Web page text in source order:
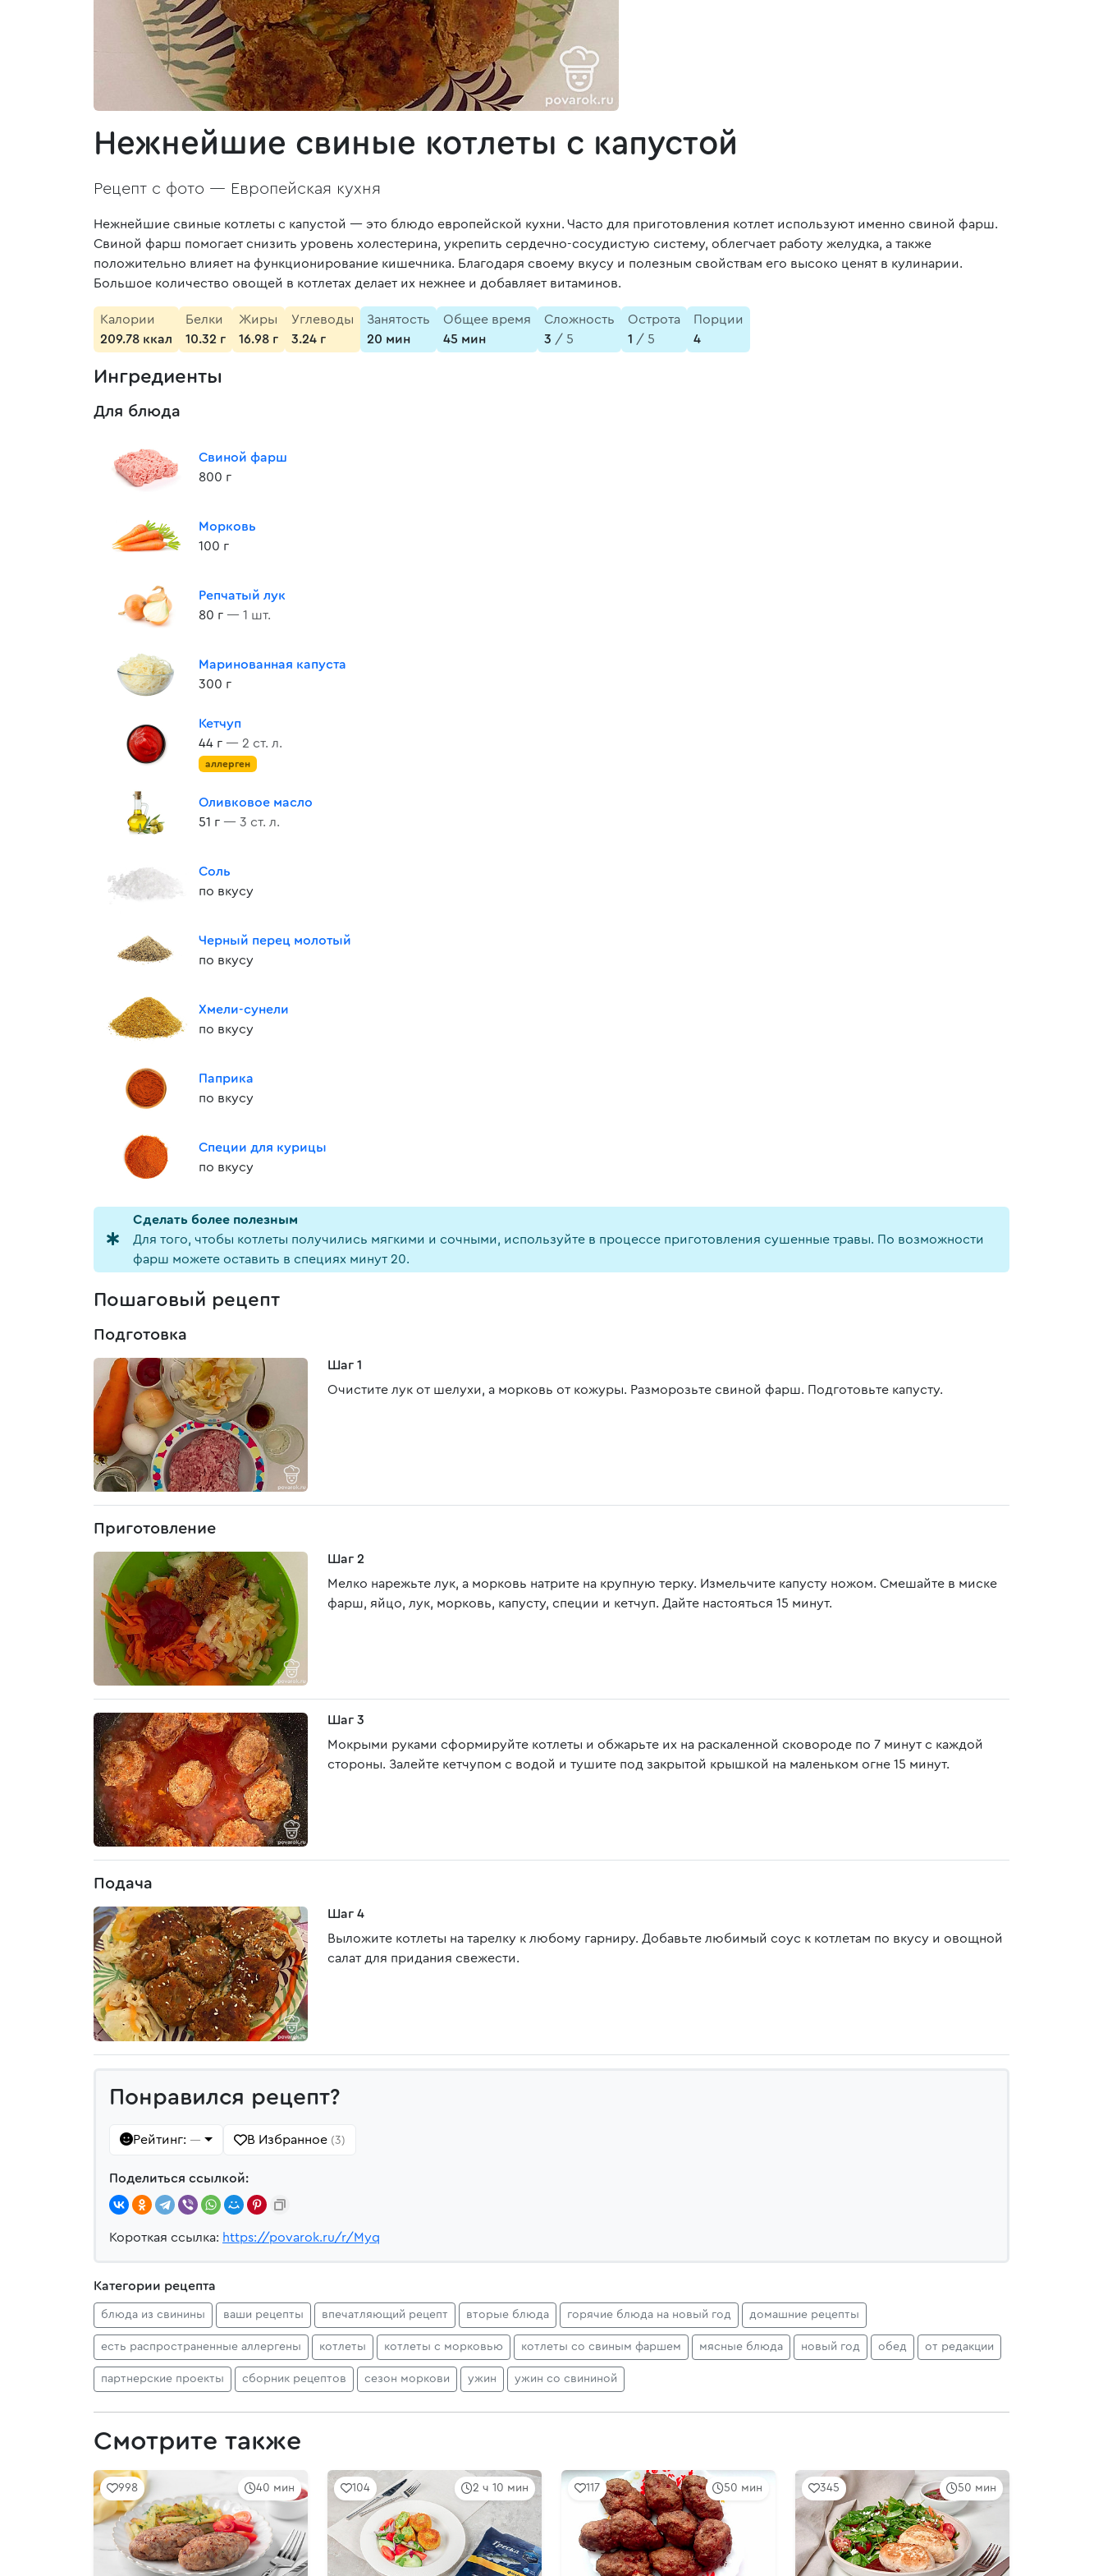
Нежнейшие свиные котлеты с капустой
Рецепт с фото — Европейская кухня
Нежнейшие свиные котлеты с капустой — это блюдо европейской кухни. Часто для приготовления котлет используют именно свиной фарш.
Свиной фарш помогает снизить уровень холестерина, укрепить сердечно-сосудистую систему, облегчает работу желудка, а также
положительно влияет на функционирование кишечника. Благодаря своему вкусу и полезным свойствам его высоко ценят в кулинарии.
Большое количество овощей в котлетах делает их нежнее и добавляет витаминов.
Калории
209.78 ккал
Белки
10.32 г
Жиры
16.98 г
Углеводы
3.24 г
Занятость
20 мин
Общее время
45 мин
Сложность
3 / 5
Острота
1 / 5
Порции
4
Ингредиенты
Для блюда
Свиной фарш
800 г
Морковь
100 г
Репчатый лук
80 г — 1 шт.
Маринованная капуста
300 г
Кетчуп
44 г — 2 ст. л.
аллерген
Оливковое масло
51 г — 3 ст. л.
Соль
по вкусу
Черный перец молотый
по вкусу
Хмели-сунели
по вкусу
Паприка
по вкусу
Специи для курицы
по вкусу
Cделать более полезным
Для того, чтобы котлеты получились мягкими и сочными, используйте в процессе приготовления сушенные травы. По возможности
фарш можете оставить в специях минут 20.
Пошаговый рецепт
Подготовка
Шаг 1
Очистите лук от шелухи, а морковь от кожуры. Разморозьте свиной фарш. Подготовьте капусту.
Приготовление
Шаг 2
Мелко нарежьте лук, а морковь натрите на крупную терку. Измельчите капусту ножом. Смешайте в миске
фарш, яйцо, лук, морковь, капусту, специи и кетчуп. Дайте настояться 15 минут.
Шаг 3
Мокрыми руками сформируйте котлеты и обжарьте их на раскаленной сковороде по 7 минут с каждой
стороны. Залейте кетчупом с водой и тушите под закрытой крышкой на маленьком огне 15 минут.
Подача
Шаг 4
Выложите котлеты на тарелку к любому гарниру. Добавьте любимый соус к котлетам по вкусу и овощной
салат для придания свежести.
Понравился рецепт?
Рейтинг: — В Избранное (3)
Поделиться ссылкой:
Короткая ссылка: https://povarok.ru/r/Myq
Категории рецепта
блюда из свинины ваши рецепты впечатляющий рецепт вторые блюда горячие блюда на новый год домашние рецепты
есть распространенные аллергены котлеты котлеты с морковью котлеты со свиным фаршем мясные блюда новый год обед от редакции
партнерские проекты сборник рецептов сезон моркови ужин ужин со свининой
Смотрите также
40 мин
998 2 ч 10 мин
104 50 мин
117 50 мин
345